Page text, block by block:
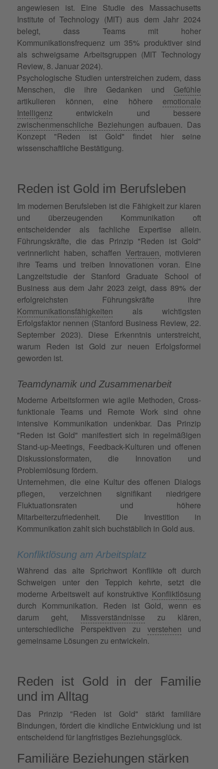
angewiesen ist. Eine Studie des Massachusetts
Institute of Technology (MIT) aus dem Jahr 2024
belegt, dass Teams mit hoher
Kommunikationsfrequenz um 35% produktiver sind
als schweigsame Arbeitsgruppen (MIT Technology
Review, 8. Januar 2024).
Psychologische Studien unterstreichen zudem, dass
Menschen, die ihre Gedanken und Gefühle
artikulieren können, eine höhere emotionale
Intelligenz entwickeln und bessere
zwischenmenschliche Beziehungen aufbauen. Das
Konzept "Reden ist Gold" findet hier seine
wissenschaftliche Bestätigung.
Reden ist Gold im Berufsleben
Im modernen Berufsleben ist die Fähigkeit zur klaren
und überzeugenden Kommunikation oft
entscheidender als fachliche Expertise allein.
Führungskräfte, die das Prinzip "Reden ist Gold"
verinnerlicht haben, schaffen Vertrauen, motivieren
ihre Teams und treiben Innovationen voran. Eine
Langzeitstudie der Stanford Graduate School of
Business aus dem Jahr 2023 zeigt, dass 89% der
erfolgreichsten Führungskräfte ihre
Kommunikationsfähigkeiten als wichtigsten
Erfolgsfaktor nennen (Stanford Business Review, 22.
September 2023). Diese Erkenntnis unterstreicht,
warum Reden ist Gold zur neuen Erfolgsformel
geworden ist.
Teamdynamik und Zusammenarbeit
Moderne Arbeitsformen wie agile Methoden, Cross-
funktionale Teams und Remote Work sind ohne
intensive Kommunikation undenkbar. Das Prinzip
"Reden ist Gold" manifestiert sich in regelmäßigen
Stand-up-Meetings, Feedback-Kulturen und offenen
Diskussionsformaten, die Innovation und
Problemlösung fördern.
Unternehmen, die eine Kultur des offenen Dialogs
pflegen, verzeichnen signifikant niedrigere
Fluktuationsraten und höhere
Mitarbeiterzufriedenheit. Die Investition in
Kommunikation zahlt sich buchstäblich in Gold aus.
Konfliktlösung am Arbeitsplatz
Während das alte Sprichwort Konflikte oft durch
Schweigen unter den Teppich kehrte, setzt die
moderne Arbeitswelt auf konstruktive Konfliktlösung
durch Kommunikation. Reden ist Gold, wenn es
darum geht, Missverständnisse zu klären,
unterschiedliche Perspektiven zu verstehen und
gemeinsame Lösungen zu entwickeln.
Reden ist Gold in der Familie
und im Alltag
Das Prinzip "Reden ist Gold" stärkt familiäre
Bindungen, fördert die kindliche Entwicklung und ist
entscheidend für langfristiges Beziehungsglück.
Familiäre Beziehungen stärken